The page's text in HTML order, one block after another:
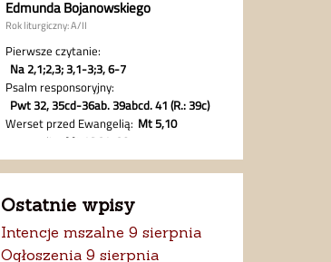
Ostatnie wpisy
Intencje mszalne 9 sierpnia
Ogłoszenia 9 sierpnia